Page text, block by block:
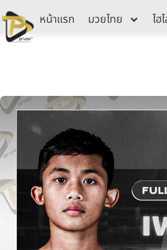
Skip
to
content
หน้าแรก มวยไทย ไฮ